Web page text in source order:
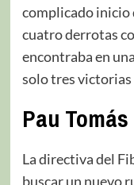
complicado inicio
cuatro derrotas
encontraba en
solo tres
Pau
La directiva del
buscar un nuevo